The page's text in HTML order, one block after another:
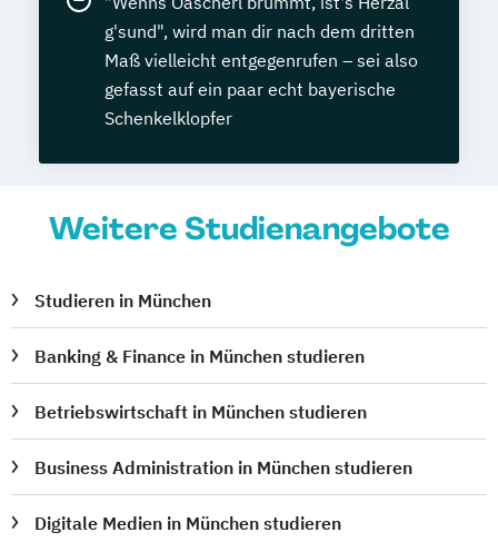
g'sund", wird man dir nach dem dritten
Maß vielleicht entgegenrufen – sei also
gefasst auf ein paar echt bayerische
Schenkelklopfer
Weitere Studienangebote
Studieren in München
Banking & Finance in München studieren
Betriebswirtschaft in München studieren
Business Administration in München studieren
Digitale Medien in München studieren